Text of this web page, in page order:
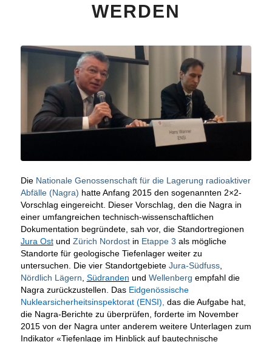
WERDEN
DieNationale Genossenschaft für die Lagerung radioaktiver
Abfälle (Nagra) hatte Anfang 2015 den sogenannten 2×2-
Vorschlag eingereicht. Dieser Vorschlag, den die Nagra in
einer umfangreichen technisch-wissenschaftlichen
Dokumentation begründete, sah vor, die Standortregionen
Jura Ostund Zürich Nordostin Etappe 3 als mögliche
Standorte für geologische Tiefenlager weiter zu
untersuchen. Die vier Standortgebiete Jura-Südfuss,
Nördlich Lägern Südranden und Wellenberg empfahl die
Nagra zurückzustellen. Das Eidgenössische
Nuklearsicherheitsinspektorat (ENSI), das die Aufgabe hat,
die Nagra-Berichte zu überprüfen, forderte im November
2015 von der Nagra unter anderem weitere Unterlagen zum
Indikator «Tiefenlage im Hinblick auf bautechnische